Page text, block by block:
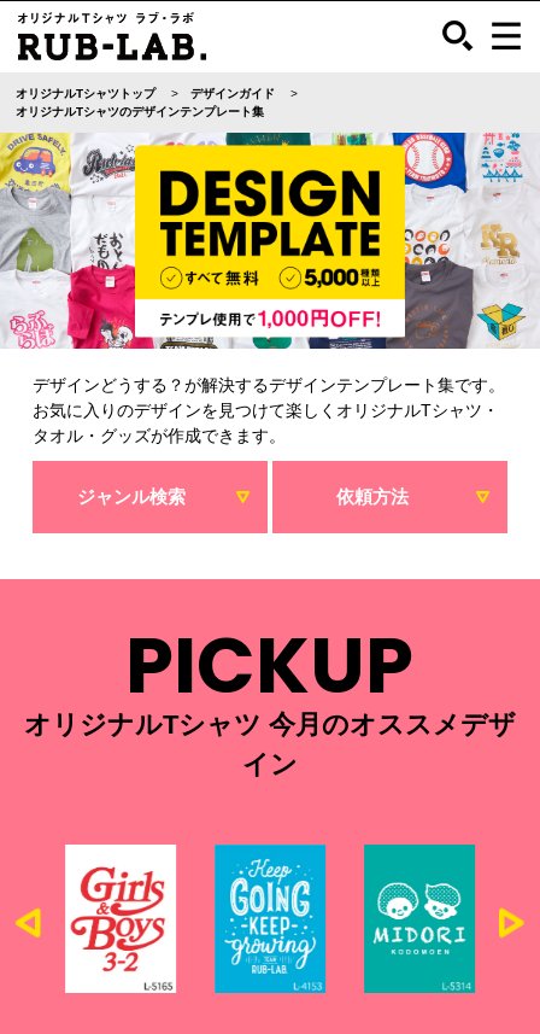
オリジナルTシャツトップ
デザインガイド
オリジナルTシャツのデザインテンプレート集
デザインどうする？が解決するデザインテンプレート集です。
お気に入りのデザインを見つけて楽しくオリジナルTシャツ・
タオル・グッズが作成できます。
ジャンル検索 依頼方法
PICKUP
オリジナルTシャツ 今月のオススメデザ
イン